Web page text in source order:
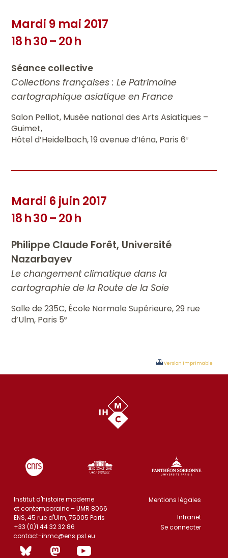
Mardi 9 mai 2017
18 h 30 – 20 h
Séance collective
Collections françaises : Le Patrimoine
cartographique asiatique en France
Salon Pelliot, Musée national des Arts Asiatiques –
Guimet,
Hôtel d’Heidelbach, 19 avenue d’Iéna, Paris 6e
Mardi 6 juin 2017
18 h 30 – 20 h
Philippe Claude Forêt, Université
Nazarbayev
Le changement climatique dans la
cartographie de la Route de la Soie
Salle de 235C, École Normale Supérieure, 29 rue
d’Ulm, Paris 5e
Version imprimable
Institut d'histoire moderne
et contemporaine – UMR 8066
ENS, 45 rue d'Ulm, 75005 Paris
+33 (0)1 44 32 32 86
contact-ihmc@ens.psl.eu
Mentions légales
Intranet
Se connecter